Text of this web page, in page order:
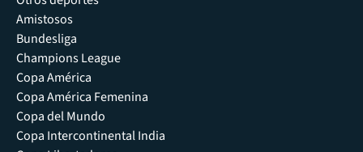
Amistosos
Bundesliga
Champions League
Copa América
Copa América Femenina
Copa del Mundo
Copa Intercontinental India